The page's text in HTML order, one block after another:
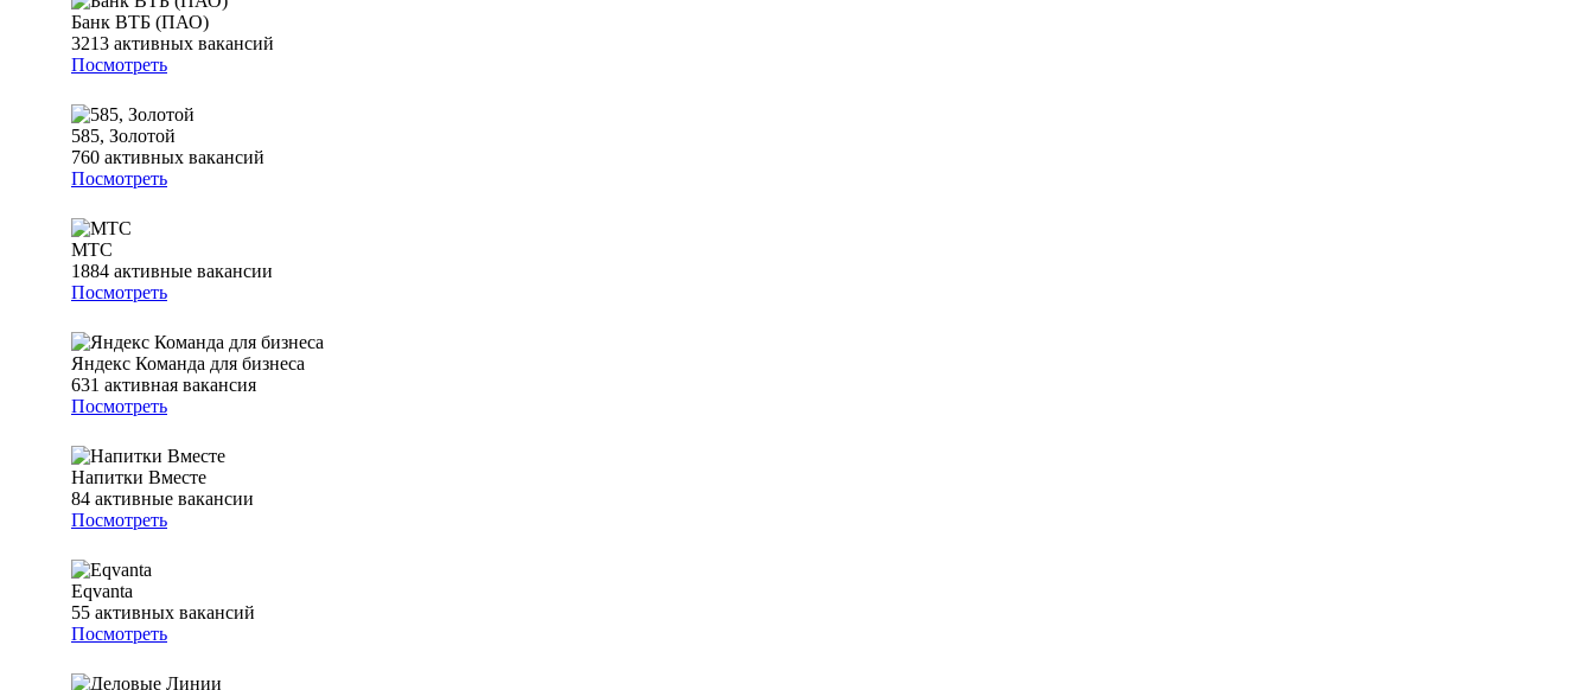
Банк ВТБ (ПАО)
3213 активных вакансий
Посмотреть
585, Золотой
760 активных вакансий
Посмотреть
МТС
1884 активные вакансии
Посмотреть
Яндекс Команда для бизнеса
631 активная вакансия
Посмотреть
Напитки Вместе
84 активные вакансии
Посмотреть
Eqvanta
55 активных вакансий
Посмотреть